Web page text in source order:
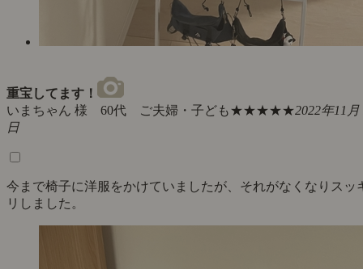
重宝してます！
いまちゃん 様 60代 ご夫婦・子ども★★★★★2022年11月
日
今まで椅子に洋服をかけていましたが、それがなくなりスッ
リしました。